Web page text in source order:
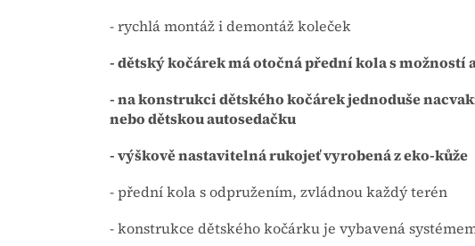
- rychlá montáž i demontáž koleček
- dětský kočárek má otočná přední kola s možností
- na konstrukci dětského kočárek jednoduše
nebo dětskou autosedačku
- výškově nastavitelná rukojeť vyrobená z eko-kůže
- přední kola s odpružením, zvládnou každý terén
- konstrukce dětského kočárku je vybavená